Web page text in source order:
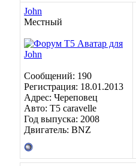
John
Местный
Сообщений: 190
Регистрация: 18.01.2013
Адрес: Череповец
Авто: Т5 caravelle
Год выпуска: 2008
Двигатель: BNZ